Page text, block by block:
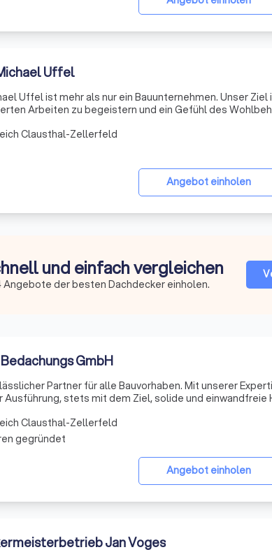
Uffel
Uffel ist mehr als nur ein Bauunternehmen. Unser
Arbeiten zu begeistern und ein Gefühl des
Angebot einholen
Clausthal-Zellerfeld
und einfach vergleichen
der besten Dachdecker einholen.
GmbH
Partner für alle Bauvorhaben. Mit unserer
Ausführung, stets mit dem Ziel, solide und einwandfreie
Angebot einholen
Clausthal-Zellerfeld
gegründet
Jan Voges